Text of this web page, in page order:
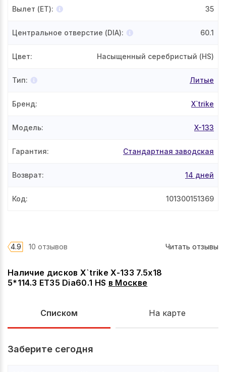
Наличие дисков X`trike X-133 7.5x18
5*114.3 ET35 Dia60.1 HS в Москве
Списком На карте
Заберите сегодня
Вылет (ET): 35
Центральное отверстие (DIA): 60.1
Цвет: Насыщенный серебристый (HS)
Тип: Литые
Бренд: X`trike
Модель: X-133
Гарантия: Стандартная заводская
Возврат: 14 дней
Код: 101300151369
4.9 10 отзывов Читать отзывы